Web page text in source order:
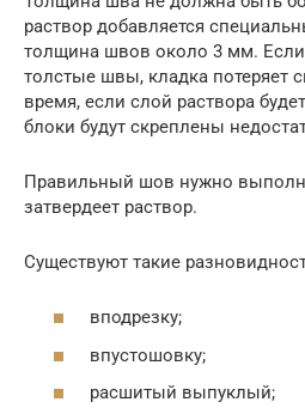
раствор добавляется
толщина швов около 3 мм.
толстые швы, кладка потеряет
время, если слой раствора
блоки будут скреплены
Правильный шов нужно
затвердеет раствор.
Существуют такие
вподрезку;
впустошовку;
расшитый выпуклый;